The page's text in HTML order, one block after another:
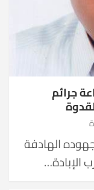
جرائم
الهادفة